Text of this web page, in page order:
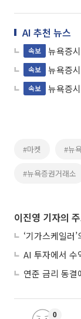
AI 추천 뉴스
속보 뉴욕증
속보 뉴욕증
속보 뉴욕증
#마켓 #뉴
#뉴욕증권거래소
이진영 기자의
‘기가스케일러
0